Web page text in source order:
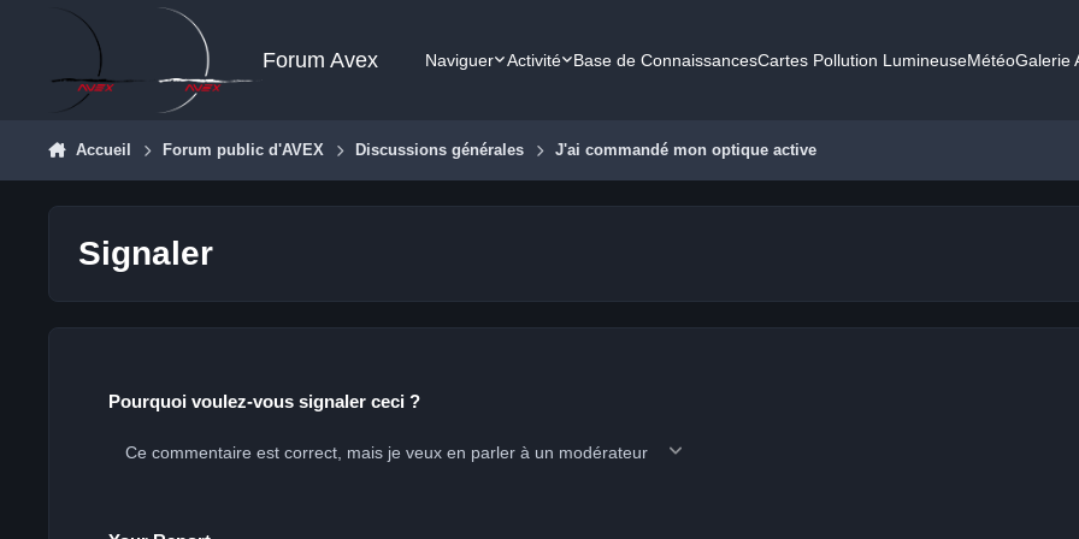
Aller au contenu
Forum Avex Naviguer Activité Base de ConnaissancesCartes Pollution LumineuseMétéoGalerie
Accueil Forum public d'AVEX Discussions générales J'ai commandé mon optique active
Signaler
Pourquoi voulez-vous signaler ceci ?